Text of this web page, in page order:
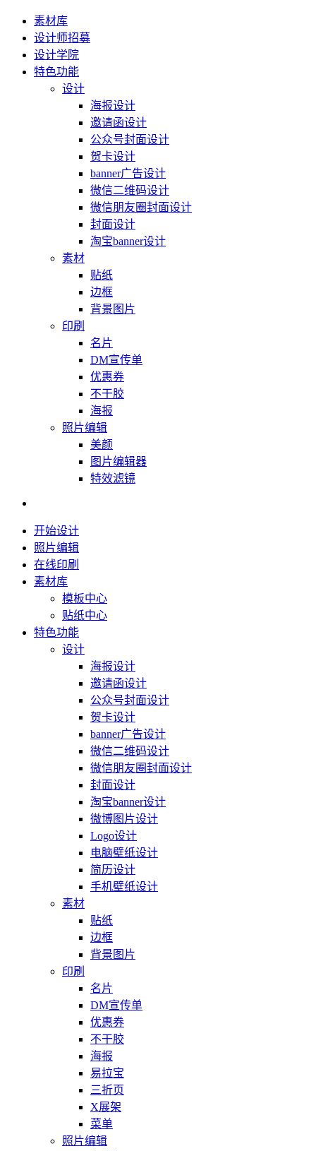
素材库
设计师招募
设计学院
特色功能
设计
海报设计
邀请函设计
公众号封面设计
贺卡设计
banner广告设计
微信二维码设计
微信朋友圈封面设计
封面设计
淘宝banner设计
素材
贴纸
边框
背景图片
印刷
名片
DM宣传单
优惠券
不干胶
海报
照片编辑
美颜
图片编辑器
特效滤镜
开始设计
照片编辑
在线印刷
素材库
模板中心
贴纸中心
特色功能
设计
海报设计
邀请函设计
公众号封面设计
贺卡设计
banner广告设计
微信二维码设计
微信朋友圈封面设计
封面设计
淘宝banner设计
微博图片设计
Logo设计
电脑壁纸设计
简历设计
手机壁纸设计
素材
贴纸
边框
背景图片
印刷
名片
DM宣传单
优惠券
不干胶
海报
易拉宝
三折页
X展架
菜单
照片编辑